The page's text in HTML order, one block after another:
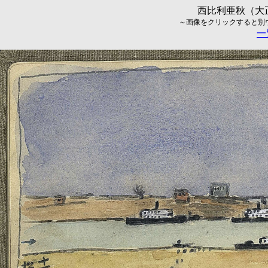
西比利亜秋（大
～画像をクリックすると
一